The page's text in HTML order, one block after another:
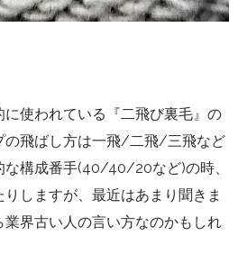
に使われている『二飛び裏毛』の
の飛ばし方は一飛/二飛/三飛など
な構成番手(40/40/20など)の時、
りしますが、最近はあまり聞きま
界古い人の言い方なのかもしれ